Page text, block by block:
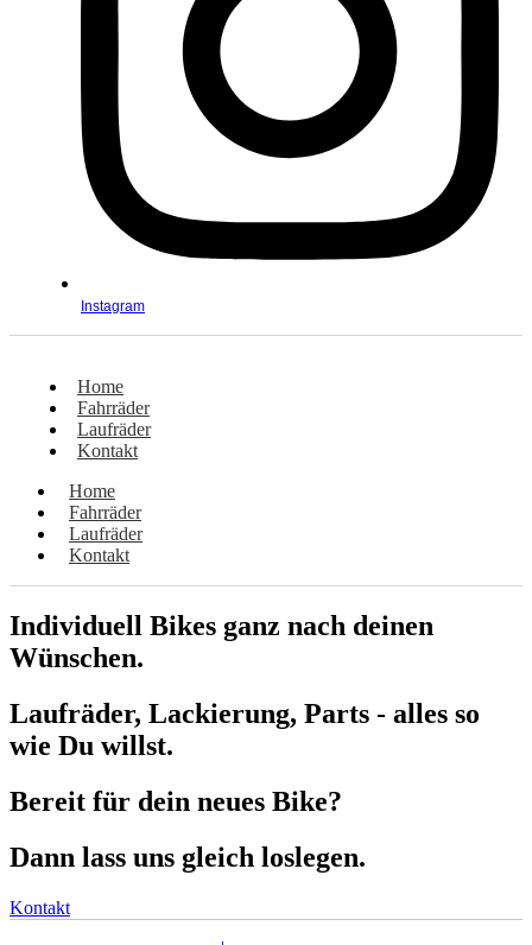
Instagram
Home
Fahrräder
Laufräder
Kontakt
Home
Fahrräder
Laufräder
Kontakt
Individuell Bikes ganz nach deinen
Wünschen.
Laufräder, Lackierung, Parts - alles so
wie Du willst.
Bereit für dein neues Bike?
Dann lass uns gleich loslegen.
Kontakt